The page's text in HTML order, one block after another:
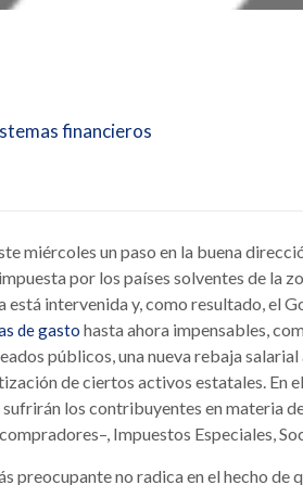
financieros
miércoles un paso en la buena
impuesta por los países solventes de la
está intervenida y, como resultado, el
de gasto hasta ahora impensables,
públicos, una nueva rebaja
de ciertos activos estatales. En
sufrirán los contribuyentes en materia
Impuestos Especiales,
preocupante no radica en el hecho de